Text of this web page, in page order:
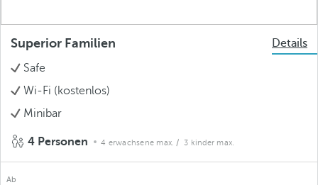
Superior Familien
Details
Safe
Wi-Fi (kostenlos)
Minibar
4 Personen 4 erwachsene max. / 3 kinder max.
Ab